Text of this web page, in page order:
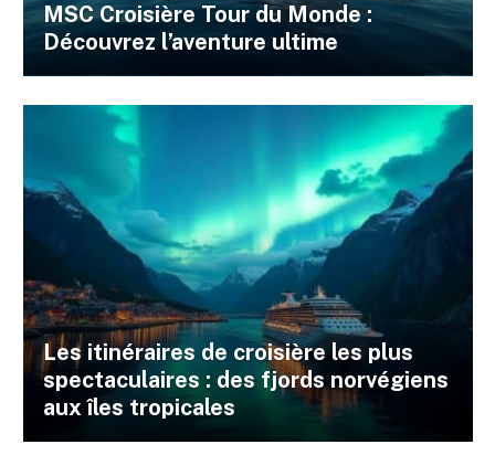
MSC Croisière Tour du Monde :
Découvrez l’aventure ultime
Les itinéraires de croisière les plus
spectaculaires : des fjords norvégiens
aux îles tropicales